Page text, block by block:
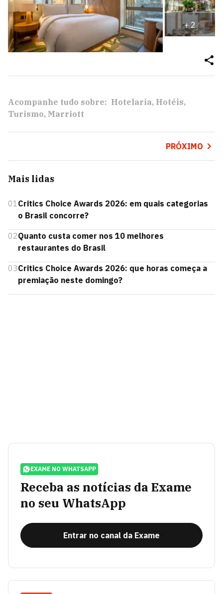
+ 2
Acompanhe tudo sobre: Hotelaria Hotéis
Turismo Marriott
PRÓXIMO
Mais lidas
01Critics Choice Awards 2026: em quais categorias
o Brasil concorre?
02Quanto custa comer nos 10 melhores
restaurantes do Brasil
03Critics Choice Awards 2026: que horas começa a
premiação neste domingo?
EXAME NO WHATSAPP
Receba as notícias da Exame
no seu WhatsApp
Entrar no canal da Exame